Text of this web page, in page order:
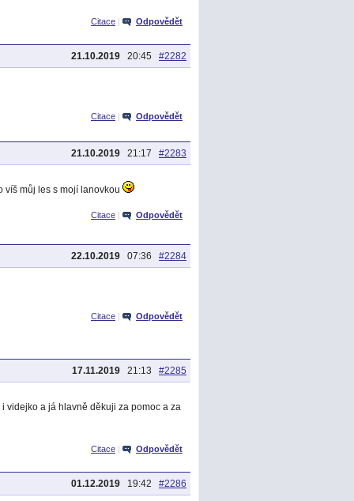
Citace | Odpovědět
21.10.2019 20:45 #2282
Citace | Odpovědět
21.10.2019 21:17 #2283
víš můj les s mojí lanovkou
Citace | Odpovědět
22.10.2019 07:36 #2284
Citace | Odpovědět
17.11.2019 21:13 #2285
videjko a já hlavně děkuji za pomoc a za
Citace | Odpovědět
01.12.2019 19:42 #2286